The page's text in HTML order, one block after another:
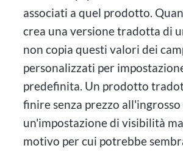
associati a quel prodotto.
crea una versione tradotta di
non copia questi valori dei
personalizzati per
predefinita. Un prodotto
finire senza prezzo all'ingrosso
un'impostazione di visibilità
motivo per cui potrebbe